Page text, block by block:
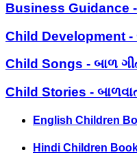
Business Guidance -
Child Development -
Child Songs - બાળ
Child Stories -
English Children
Hindi Children